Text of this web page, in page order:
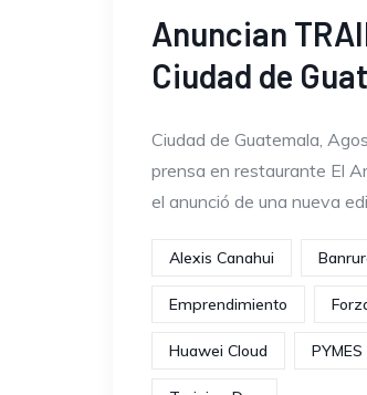
Anuncian
Ciudad de
Ciudad de Guatemala,
prensa en restaurante El
el anunció de una nueva
Alexis Canahui
Emprendimiento
Huawei Cloud PYMES